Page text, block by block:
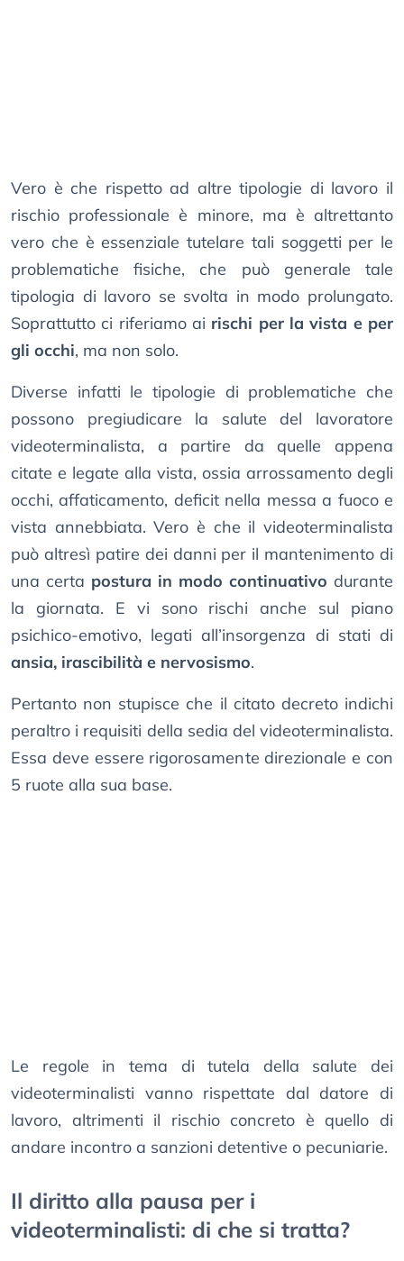
Vero è che rispetto ad altre tipologie di lavoro il
rischio professionale è minore, ma è altrettanto
vero che è essenziale tutelare tali soggetti per le
problematiche fisiche, che può generale tale
tipologia di lavoro se svolta in modo prolungato.
Soprattutto ci riferiamo ai rischi per la vista e per
gli occhi, ma non solo.
Diverse infatti le tipologie di problematiche che
possono pregiudicare la salute del lavoratore
videoterminalista, a partire da quelle appena
citate e legate alla vista, ossia arrossamento degli
occhi, affaticamento, deficit nella messa a fuoco e
vista annebbiata. Vero è che il videoterminalista
può altresì patire dei danni per il mantenimento di
una certa postura in modo continuativo durante
la giornata. E vi sono rischi anche sul piano
psichico-emotivo, legati all’insorgenza di stati di
ansia, irascibilità e nervosismo.
Pertanto non stupisce che il citato decreto indichi
peraltro i requisiti della sedia del videoterminalista.
Essa deve essere rigorosamente direzionale e con
5 ruote alla sua base.
Le regole in tema di tutela della salute dei
videoterminalisti vanno rispettate dal datore di
lavoro, altrimenti il rischio concreto è quello di
andare incontro a sanzioni detentive o pecuniarie.
Il diritto alla pausa per i
videoterminalisti: di che si tratta?